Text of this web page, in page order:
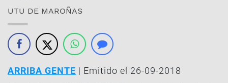
UTU DE MAROÑAS
ARRIBA GENTE | Emitido el 26-09-2018